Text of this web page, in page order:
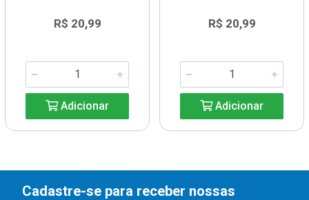
R$ 20,99
Adicionar
R$ 20,99
Adicionar
Cadastre-se para receber nossas